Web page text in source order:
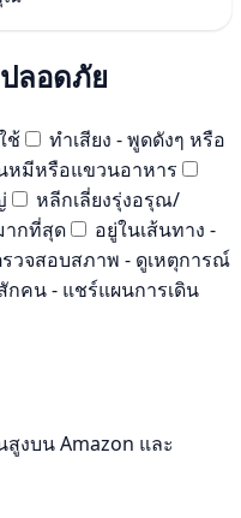
ลอดภัย
ช้
ทำเสียง - พูดดังๆ หรือ
หมีหรือแขวนอาหาร
หลีกเลี่ยงรุ่งอรุณ/
ากที่สุด
อยู่ในเส้นทาง -
วจสอบสภาพ - ดูเหตุการณ์
กคน - แชร์แผนการเดิน
งบน Amazon และ